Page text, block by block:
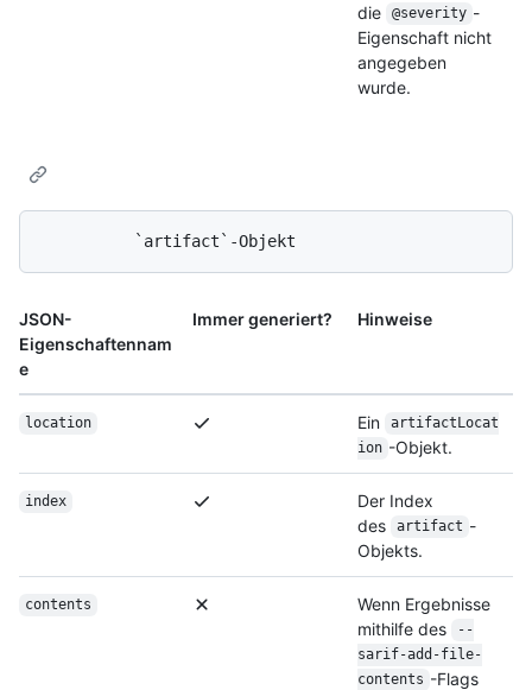
die
@severity -
Eigenschaft nicht
angegeben
wurde.
JSON-
Eigenschaftennam
e
Immer generiert? Hinweise
location Ein
artifactLocat
ion -Objekt.
index
Der Index
des
artifact -
Objekts.
contents
Wenn Ergebnisse
mithilfe des
--
sarif-add-file-
contents -Flags